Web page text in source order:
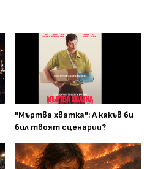
"Мъртва хватка": А какъв би
бил твоят сценарии?